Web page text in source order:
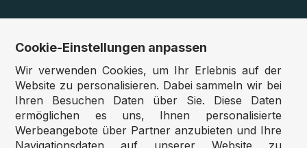
Unsere Shops
Deutschland:www.puzzle.de
Österreich:
www.puzzle.at
Belgien:www.puzzle.be
Großbritannien:www.jigsawpuzzle.co.uk
Cookie-Einstellungen anpassen
Wir verwenden Cookies, um Ihr Erlebnis auf der
Website zu personalisieren. Dabei sammeln wir bei
Ihren Besuchen Daten über Sie. Diese Daten
ermöglichen es uns, Ihnen personalisierte
Werbeangebote über Partner anzubieten und Ihre
Navigationsdaten auf unserer Website zu